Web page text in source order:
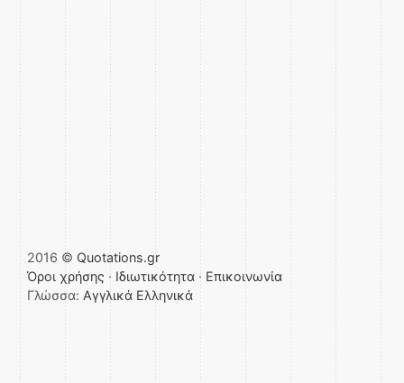
2016 © Quotations.gr
Όροι χρήσης · Ιδιωτικότητα · Επικοινωνία
Γλώσσα: Αγγλικά Ελληνικά